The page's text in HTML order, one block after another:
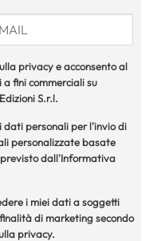
privacy e acconsento al
fini commerciali su
S.r.l.
dati personali per l'invio di
personalizzate basate
dall'Informativa
i miei dati a soggetti
di marketing secondo
privacy.